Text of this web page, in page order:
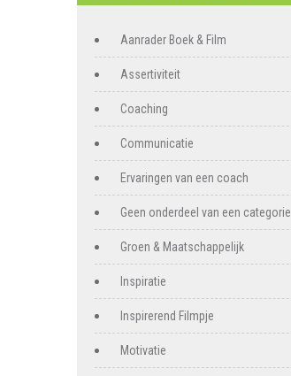
Aanrader Boek & Film
Assertiviteit
Coaching
Communicatie
Ervaringen van een coach
Geen onderdeel van een categorie
Groen & Maatschappelijk
Inspiratie
Inspirerend Filmpje
Motivatie